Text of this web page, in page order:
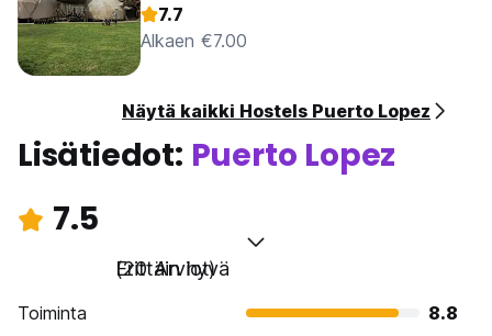
7.7
Alkaen €7.00
Näytä kaikki Hostels Puerto Lopez
Lisätiedot: Puerto Lopez
7.5
Erittäin hyvä
(20 Arviot)
Toiminta
8.8